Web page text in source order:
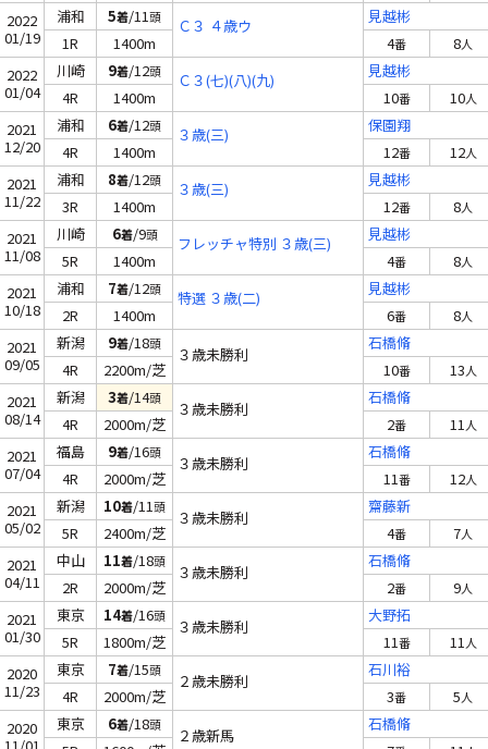
2022
01/19
浦和 5着/11頭 Ｃ３ ４歳ウ
見越彬
1R
1400m 4番 8人
2022
01/04
川崎 9着/12頭 Ｃ３(七)(八)(九)
見越彬
4R
1400m 10番 10人
2021
12/20
浦和 6着/12頭 ３歳(三)
保園翔
4R
1400m 12番 12人
2021
11/22
浦和 8着/12頭 ３歳(三)
見越彬
3R
1400m 12番 8人
2021
11/08
川崎 6着/9頭 フレッチャ特別 ３歳(三)
見越彬
5R
1400m 4番 8人
2021
10/18
浦和 7着/12頭 特選 ３歳(二)
見越彬
2R
1400m 6番 8人
2021
09/05
新潟 9着/18頭
３歳未勝利
石橋脩
4R
2200m/芝 10番 13人
2021
08/14
新潟 3着/14頭
３歳未勝利
石橋脩
4R
2000m/芝 2番 11人
2021
07/04
福島 9着/16頭
３歳未勝利
石橋脩
4R
2000m/芝 11番 12人
2021
05/02
新潟 10着/11頭
３歳未勝利
齋藤新
5R
2400m/芝 4番 7人
2021
04/11
中山 11着/18頭
３歳未勝利
石橋脩
2R
2000m/芝 2番 9人
2021
01/30
東京 14着/16頭
３歳未勝利
大野拓
5R
1800m/芝 11番 11人
2020
11/23
東京 7着/15頭
２歳未勝利
石川裕
4R
2000m/芝 3番 5人
2020
東京 6着/18頭
２歳新馬
石橋脩